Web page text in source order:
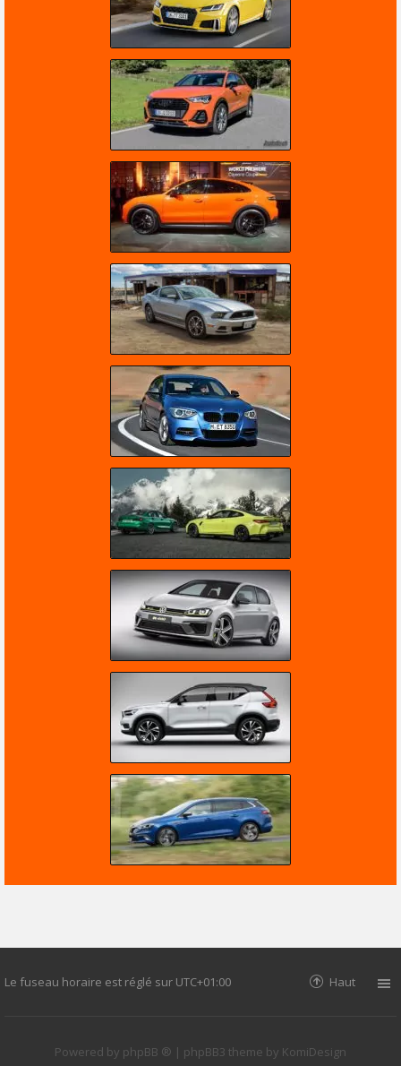
Le fuseau horaire est réglé sur UTC+01:00 Haut
Powered by phpBB ® | phpBB3 theme by KomiDesign